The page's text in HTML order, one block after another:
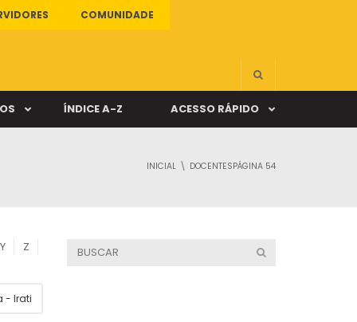
COMUNIDADE
ÍNDICE A-Z ACESSO RÁPIDO
INICIAL DOCENTESPÁGINA 54
Y Z
- Irati